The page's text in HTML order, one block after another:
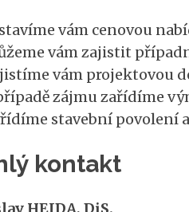
vám cenovou
vám zajistit
vám projektovou
zájmu zařídíme
stavební povolení
kontakt
HEJDA, DiS.